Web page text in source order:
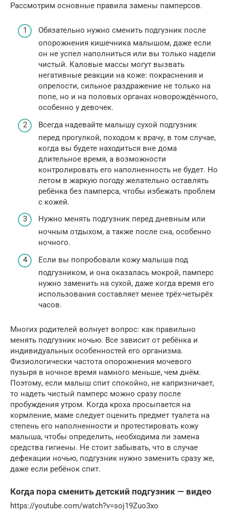
Рассмотрим основные правила замены памперсов.
Обязательно нужно сменить подгузник после
опорожнения кишечника малышом, даже если
он не успел наполниться или вы только надели
чистый. Каловые массы могут вызвать
негативные реакции на коже: покраснения и
опрелости, сильное раздражение не только на
попе, но и на половых органах новорождённого,
особенно у девочек.
Всегда надевайте малышу сухой подгузник
перед прогулкой, походом к врачу, в том случае,
когда вы будете находиться вне дома
длительное время, а возможности
контролировать его наполненность не будет. Но
летом в жаркую погоду желательно оставлять
ребёнка без памперса, чтобы избежать проблем
с кожей.
Нужно менять подгузник перед дневным или
ночным отдыхом, а также после сна, особенно
ночного.
Если вы попробовали кожу малыша под
подгузником, и она оказалась мокрой, памперс
нужно заменить на сухой, даже когда время его
использования составляет менее трёх-четырёх
часов.
Многих родителей волнует вопрос: как правильно
менять подгузник ночью. Все зависит от ребёнка и
индивидуальных особенностей его организма.
Физиологически частота опорожнения мочевого
пузыря в ночное время намного меньше, чем днём.
Поэтому, если малыш спит спокойно, не капризничает,
то надеть чистый памперс можно сразу после
пробуждения утром. Когда кроха просыпается на
кормление, маме следует оценить предмет туалета на
степень его наполненности и протестировать кожу
малыша, чтобы определить, необходима ли замена
средства гигиены. Не стоит забывать, что в случае
дефекации ночью, подгузник нужно заменить сразу же,
даже если ребёнок спит.
Когда пора сменить детский подгузник — видео
https://youtube.com/watch?v=soj19Zuo3xo